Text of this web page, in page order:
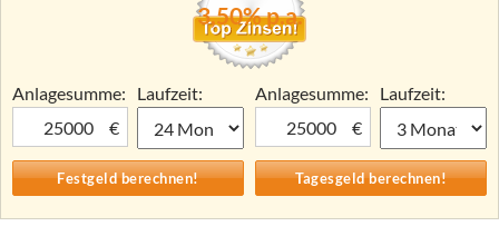
3,50% p.a.
Anlagesumme:
€
Laufzeit:
Anlagesumme:
€
Laufzeit: